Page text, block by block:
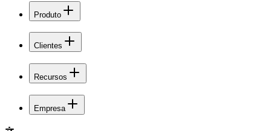
Produto
Clientes
Recursos
Empresa